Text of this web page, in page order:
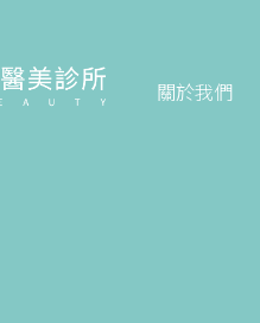
關於我們